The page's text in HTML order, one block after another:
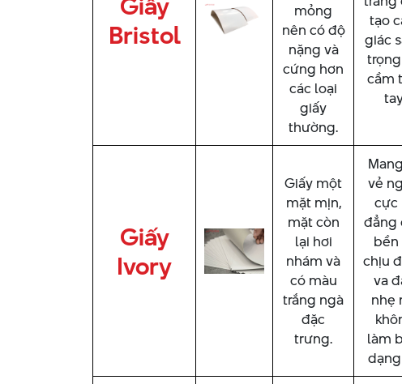
Bristol
mỏng
nên có độ
nặng và
cứng hơn
các loại
giấy
thường.
tạo
giác
cầm
Giấy
Ivory
Giấy một
mặt mịn,
mặt còn
lại hơi
nhám và
có màu
trắng ngà
đặc
trưng.
vẻ
cực
đẳng
bền
chịu
va
nhẹ
làm